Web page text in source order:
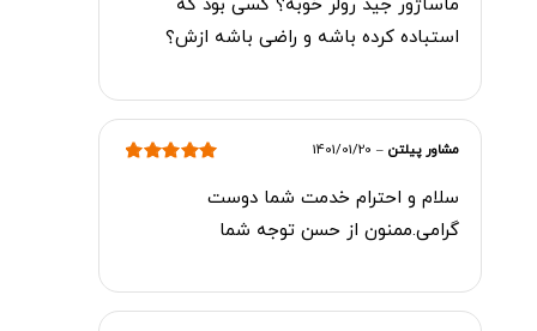
ماساژور جید رولر خوبه؟ کسی بود که
استباده کرده باشه و راضی باشه ازش؟
مشاور پیلتن –
1401/01/20
سلام و احترام خدمت شما دوست
گرامی.ممنون از حسن توجه شما